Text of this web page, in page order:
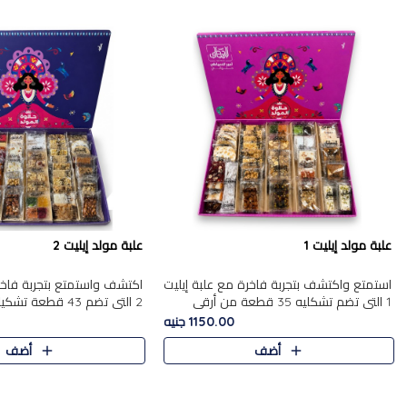
علبة مولد إيليت 1
استمتع واكتشف بتجربة فاخرة مع علبة إيليت
1 التي تضم تشكليه 35 قطعة من أرقى
حلويات المولد المصري الأصيلة ,معروضة
بشكل جميل في علبة أنيقة ، في..
1150.00 جنيه
أضف
علبة مولد إيليت 2
اكتشف واستمتع بتجربة
2 التي تضم 43
حلويات المولد الشرقية
,معروضة بشكل جميل في
أضف